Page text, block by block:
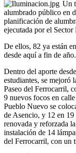
Un
alumbrado público en
planificación de
ejecutada por el
De ellos, 82 ya están
desde aquí a fin de año.
Dentro del aporte
estudiantes, se
Paseo del Ferrocarril,
9 nuevos focos en
Pueblo Nuevo se
de Asencio, y 12 en
renovada y reforzada
instalación de 14
del Ferrocarril, con un